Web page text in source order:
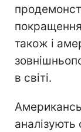
також і
в світі.
аналізують